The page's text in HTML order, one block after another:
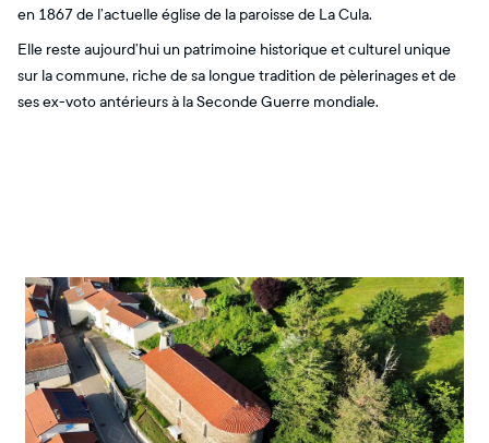
en 1867 de l’actuelle église de la paroisse de La Cula.
Elle reste aujourd’hui un patrimoine historique et culturel unique
sur la commune, riche de sa longue tradition de pèlerinages et de
ses ex-voto antérieurs à la Seconde Guerre mondiale.